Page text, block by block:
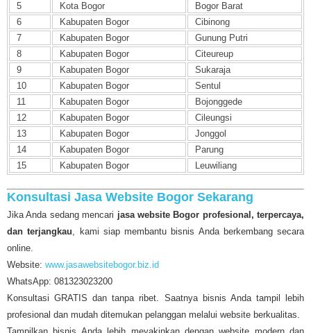
5
Kota Bogor
Bogor Barat
6
Kabupaten Bogor
Cibinong
7
Kabupaten Bogor
Gunung Putri
8
Kabupaten Bogor
Citeureup
9
Kabupaten Bogor
Sukaraja
10
Kabupaten Bogor
Sentul
11
Kabupaten Bogor
Bojonggede
12
Kabupaten Bogor
Cileungsi
13
Kabupaten Bogor
Jonggol
14
Kabupaten Bogor
Parung
15
Kabupaten Bogor Leuwiliang
Konsultasi Jasa Website Bogor Sekarang
Jika Anda sedang mencari jasa website Bogor profesional, terpercaya,
dan terjangkau, kami siap membantu bisnis Anda berkembang secara
online.
Website: www.jasawebsitebogor.biz.id
WhatsApp: 081323023200
Konsultasi GRATIS dan tanpa ribet. Saatnya bisnis Anda tampil lebih
profesional dan mudah ditemukan pelanggan melalui website berkualitas.